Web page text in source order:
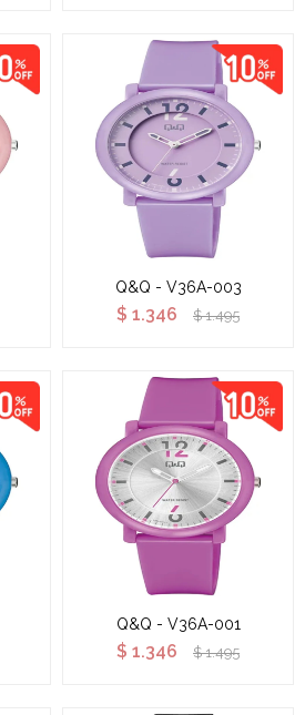
Q&Q - V36A-003
$ 1.346 $ 1.495
Q&Q - V36A-001
$ 1.346 $ 1.495